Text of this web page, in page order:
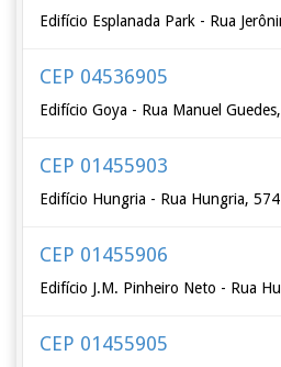
Edifício Esplanada Park - Rua
CEP 04536905
Edifício Goya - Rua Manuel
CEP 01455903
Edifício Hungria - Rua Hungria, 574
CEP 01455906
Edifício J.M. Pinheiro Neto - Rua
CEP 01455905